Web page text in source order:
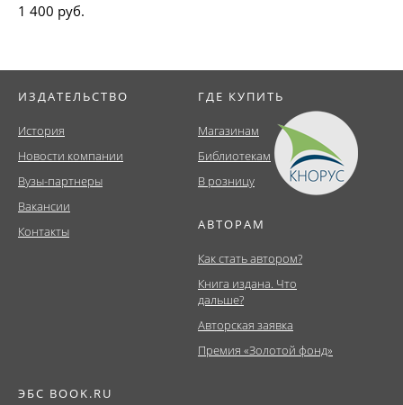
1 400 руб.
ИЗДАТЕЛЬСТВО
История
Новости компании
Вузы-партнеры
Вакансии
Контакты
ГДЕ КУПИТЬ
Магазинам
Библиотекам
В розницу
АВТОРАМ
Как стать автором?
Книга издана. Что
дальше?
Авторская заявка
Премия «Золотой фонд»
ЭБС BOOK.RU